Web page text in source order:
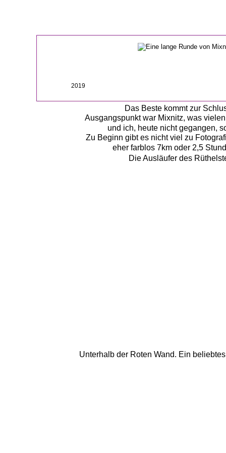
Das Beste kommt zur
Ausgangspunkt war Mixnitz, was
und ich, heute nicht gegangen,
Zu Beginn gibt es nicht viel zu
eher farblos 7km oder 2,5
2019
Unterhalb der Roten Wand. Ein
Die Ausläufer des